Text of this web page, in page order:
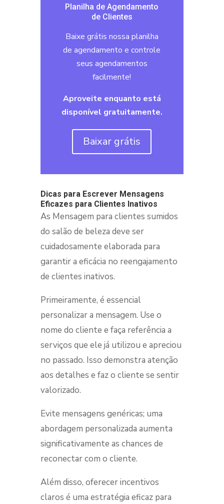
Planilha de Agendamento
de Clientes
Baixe grátis nossa planilha
de agendamento e controle
seus agendamentos
facilmente!
Aproveite enquanto está
disponível gratuitamente.
Baixar grátis
Dicas para Escrever Mensagens
Eficazes para Clientes Inativos
As Mensagem para clientes sumidos
do salão de beleza deve ser
cuidadosamente elaborada para
garantir a eficácia no reengajamento
de clientes inativos.
Primeiramente, é essencial
personalizar a mensagem. Use o
nome do cliente e faça referência a
serviços que ele já utilizou e apreciou
no passado. Isso demonstra atenção
aos detalhes e faz o cliente se sentir
valorizado.
Evite mensagens genéricas; uma
abordagem personalizada aumenta
significativamente as chances de
reconectar com o cliente.
Além disso, oferecer incentivos
claros é uma estratégia eficaz para